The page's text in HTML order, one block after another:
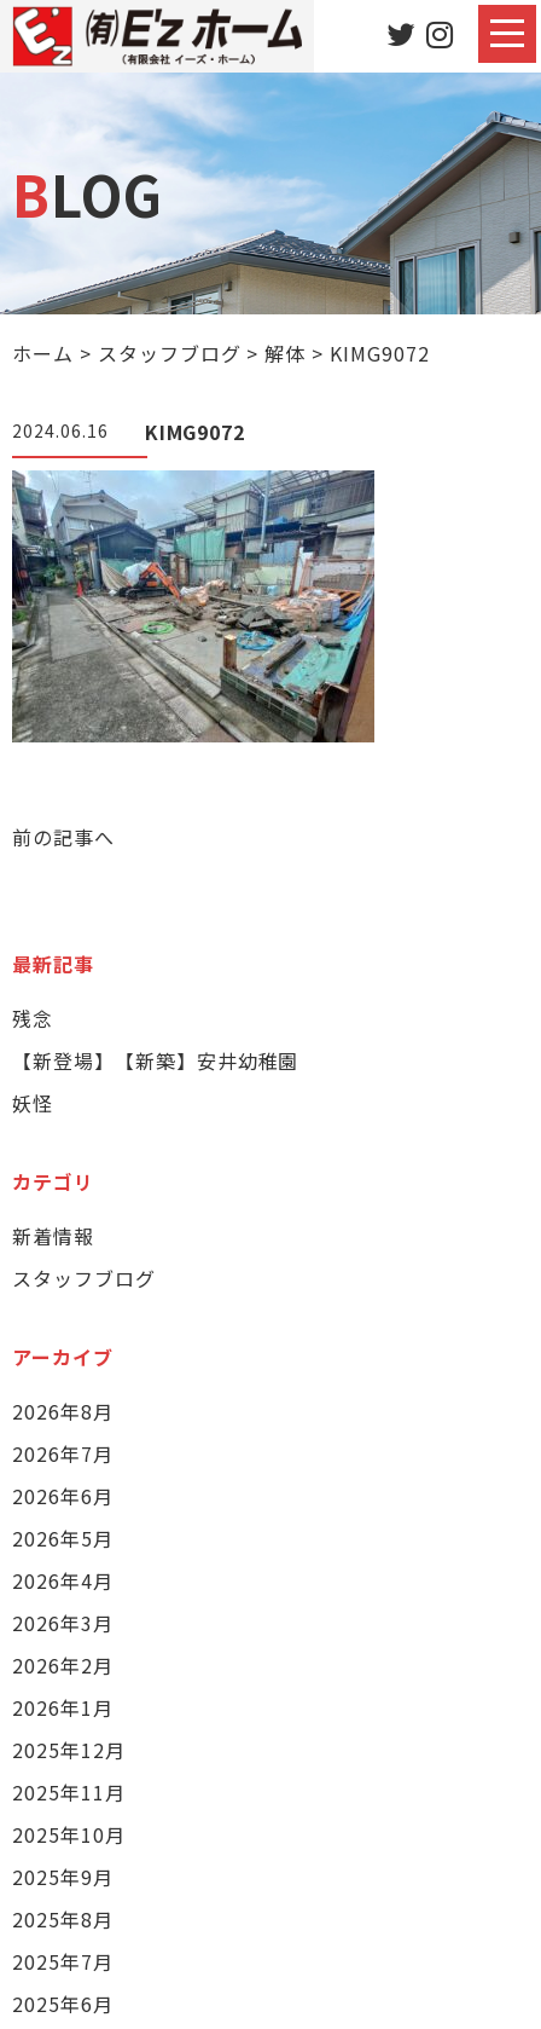
BLOG
ホーム > スタッフブログ >解体 > KIMG9072
2024.06.16 KIMG9072
前の記事へ
最新記事
残念
【新登場】【新築】安井幼稚園
妖怪
カテゴリ
新着情報
スタッフブログ
アーカイブ
2026年8月
2026年7月
2026年6月
2026年5月
2026年4月
2026年3月
2026年2月
2026年1月
2025年12月
2025年11月
2025年10月
2025年9月
2025年8月
2025年7月
2025年6月